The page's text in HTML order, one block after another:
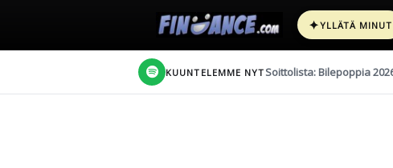
✦YLLÄTÄ MINUT
KUUNTELEMME NYT Soittolista: Bilepoppia